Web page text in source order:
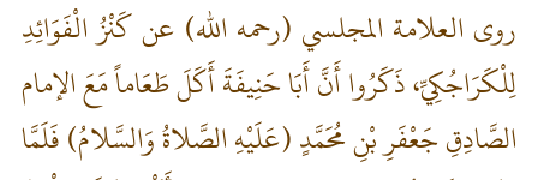
روى العلامة المجلسي (رحمه الله) عن كَنْزُ الْفَوَائِدِ
لِلْكَرَاجُكِيِّ، ذَكَرُوا أَنَّ أَبَا حَنِيفَةَ أَكَلَ طَعَاماً مَعَ الإمام
الصَّادِقِ جَعْفَرِ بْنِ مُحَمَّدٍ (عَلَيْهِ الصَّلاةُ وَالسَّلامُ) فَلَمَّا